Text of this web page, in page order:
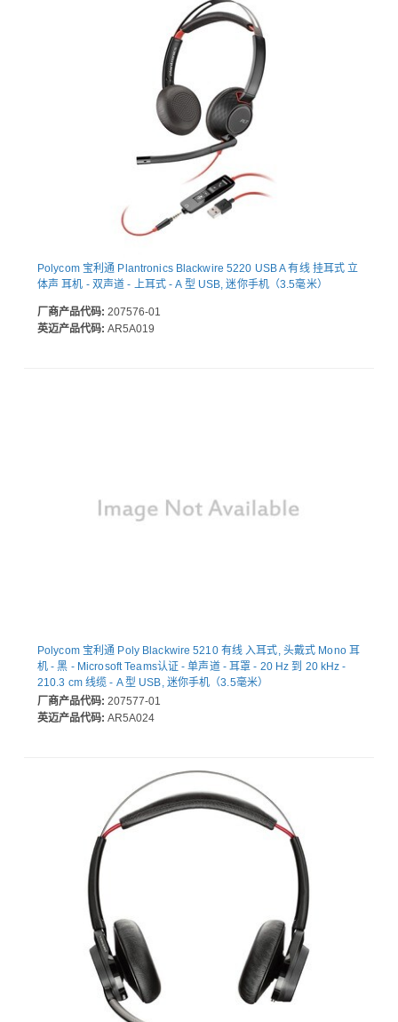
Polycom 宝利通 Plantronics Blackwire 5220 USB A 有线 挂耳式 立
体声 耳机 - 双声道 - 上耳式 - A 型 USB, 迷你手机（3.5毫米）
厂商产品代码: 207576-01
英迈产品代码: AR5A019
Polycom 宝利通 Poly Blackwire 5210 有线 入耳式, 头戴式 Mono 耳
机 - 黑 - Microsoft Teams认证 - 单声道 - 耳罩 - 20 Hz 到 20 kHz -
210.3 cm 线缆 - A 型 USB, 迷你手机（3.5毫米）
厂商产品代码: 207577-01
英迈产品代码: AR5A024